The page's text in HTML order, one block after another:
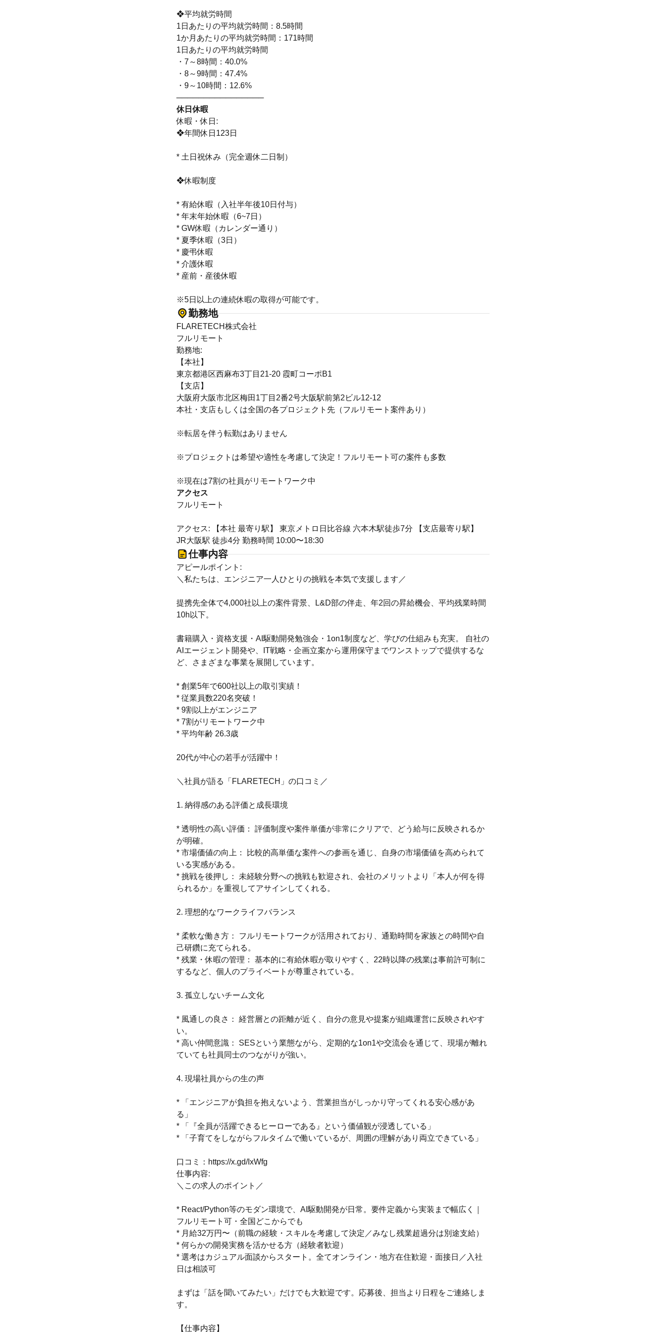
❖平均就労時間
1日あたりの平均就労時間：8.5時間
1か月あたりの平均就労時間：171時間
1日あたりの平均就労時間
・7～8時間：40.0%
・8～9時間：47.4%
・9～10時間：12.6%
────────────────
休日休暇
休暇・休日:
❖年間休日123日
* 土日祝休み（完全週休二日制）
❖休暇制度
* 有給休暇（入社半年後10日付与）
* 年末年始休暇（6~7日）
* GW休暇（カレンダー通り）
* 夏季休暇（3日）
* 慶弔休暇
* 介護休暇
* 産前・産後休暇
※5日以上の連続休暇の取得が可能です。
勤務地
FLARETECH株式会社
フルリモート
勤務地:
【本社】
東京都港区西麻布3丁目21-20 霞町コーポB1
【支店】
大阪府大阪市北区梅田1丁目2番2号大阪駅前第2ビル12-12
本社・支店もしくは全国の各プロジェクト先（フルリモート案件あり）
※転居を伴う転勤はありません
※プロジェクトは希望や適性を考慮して決定！フルリモート可の案件も多数
※現在は7割の社員がリモートワーク中
アクセス
フルリモート
アクセス: 【本社 最寄り駅】 東京メトロ日比谷線 六本木駅徒歩7分 【支店最寄り駅】
JR大阪駅 徒歩4分 勤務時間 10:00〜18:30
仕事内容
アピールポイント:
＼私たちは、エンジニア一人ひとりの挑戦を本気で支援します／
提携先全体で4,000社以上の案件背景、L&D部の伴走、年2回の昇給機会、平均残業時間
10h以下。
書籍購入・資格支援・AI駆動開発勉強会・1on1制度など、学びの仕組みも充実。 自社の
AIエージェント開発や、IT戦略・企画立案から運用保守までワンストップで提供するな
ど、さまざまな事業を展開しています。
* 創業5年で600社以上の取引実績！
* 従業員数220名突破！
* 9割以上がエンジニア
* 7割がリモートワーク中
* 平均年齢 26.3歳
20代が中心の若手が活躍中！
＼社員が語る「FLARETECH」の口コミ／
1. 納得感のある評価と成長環境
* 透明性の高い評価： 評価制度や案件単価が非常にクリアで、どう給与に反映されるか
が明確。
* 市場価値の向上： 比較的高単価な案件への参画を通じ、自身の市場価値を高められて
いる実感がある。
* 挑戦を後押し： 未経験分野への挑戦も歓迎され、会社のメリットより「本人が何を得
られるか」を重視してアサインしてくれる。
2. 理想的なワークライフバランス
* 柔軟な働き方： フルリモートワークが活用されており、通勤時間を家族との時間や自
己研鑽に充てられる。
* 残業・休暇の管理： 基本的に有給休暇が取りやすく、22時以降の残業は事前許可制に
するなど、個人のプライベートが尊重されている。
3. 孤立しないチーム文化
* 風通しの良さ： 経営層との距離が近く、自分の意見や提案が組織運営に反映されやす
い。
* 高い仲間意識： SESという業態ながら、定期的な1on1や交流会を通じて、現場が離れ
ていても社員同士のつながりが強い。
4. 現場社員からの生の声
* 「エンジニアが負担を抱えないよう、営業担当がしっかり守ってくれる安心感があ
る」
* 「『全員が活躍できるヒーローである』という価値観が浸透している」
* 「子育てをしながらフルタイムで働いているが、周囲の理解があり両立できている」
口コミ：https://x.gd/IxWfg
仕事内容:
＼この求人のポイント／
* React/Python等のモダン環境で、AI駆動開発が日常。要件定義から実装まで幅広く｜
フルリモート可・全国どこからでも
* 月給32万円〜（前職の経験・スキルを考慮して決定／みなし残業超過分は別途支給）
* 何らかの開発実務を活かせる方（経験者歓迎）
* 選考はカジュアル面談からスタート。全てオンライン・地方在住歓迎・面接日／入社
日は相談可
まずは「話を聞いてみたい」だけでも大歓迎です。応募後、担当より日程をご連絡しま
す。
【仕事内容】